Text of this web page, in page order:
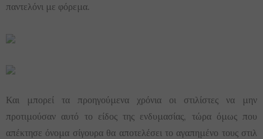
παντελόνι με φόρεμα.
Και μπορεί τα προηγούμενα χρόνια οι στιλίστες να μην
προτιμούσαν αυτό το είδος της ενδυμασίας, τώρα όμως που
απέκτησε όνομα σίγουρα θα αποτελέσει το αγαπημένο τους στιλ